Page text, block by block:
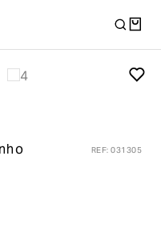
REF:031305